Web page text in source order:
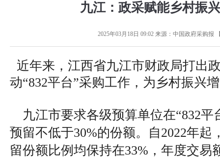
九江：政采赋能乡村振
2025年03月18日 09:02来源： 中国政府采购报
近年来，江西省九江市财政局打出
动“832平台”采购工作，为乡村振兴
九江市要求各级预算单位在“832平
预留不低于30%的份额。自2022年起
留份额比例均保持在33%，年度交易